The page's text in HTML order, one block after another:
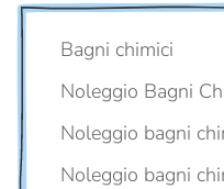
Bagni chimici
Noleggio Bagni
Noleggio bagni
Noleggio bagni